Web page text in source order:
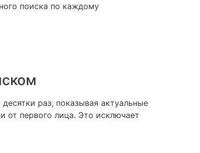
поиска по каждому
десятки раз, показывая актуальные
от первого лица. Это исключает